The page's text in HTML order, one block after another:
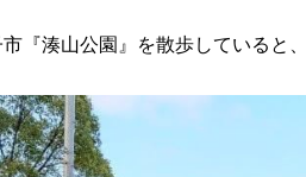
『湊山公園』を散歩していると